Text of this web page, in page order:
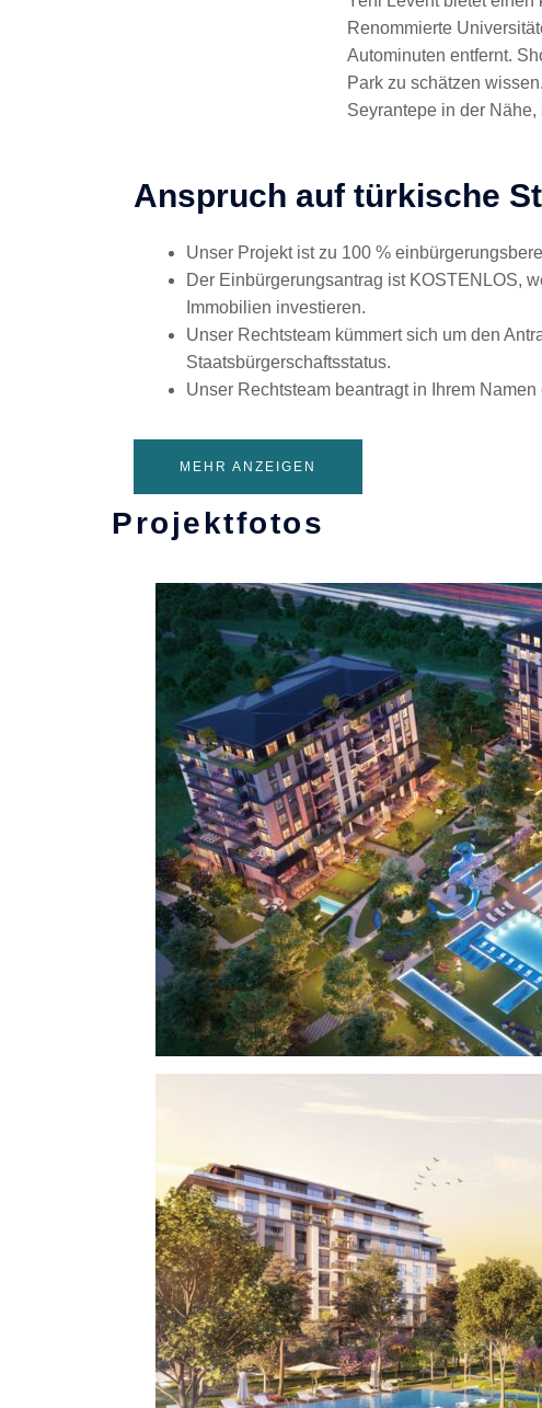
Renommierte
Autominuten entfernt.
Park zu schätzen
Seyrantepe in der
Anspruch auf türkische
Unser Projekt ist zu 100 %
Der Einbürgerungsantrag ist KOSTENLOS,
Immobilien investieren.
Unser Rechtsteam kümmert sich um den
Staatsbürgerschaftsstatus.
Unser Rechtsteam beantragt in Ihrem
MEHR ANZEIGEN
Projektfotos